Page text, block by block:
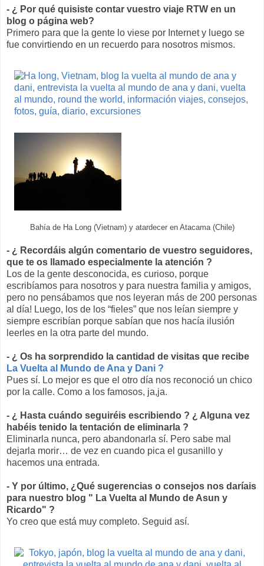
- ¿ Por qué quisiste contar vuestro viaje RTW en un
blog o página web?
Primero para que la gente lo viese por Internet y luego se
fue convirtiendo en un recuerdo para nosotros mismos.
Bahía de Ha Long (Vietnam) y atardecer en Atacama (Chile)
- ¿ Recordáis algún comentario de vuestro seguidores,
que te os llamado especialmente la atención ?
Los de la gente desconocida, es curioso, porque
escribíamos para nosotros y para nuestra familia y amigos,
pero no pensábamos que nos leyeran más de 200 personas
al día! Luego, los de los “fieles” que nos leían siempre y
siempre escribían porque sabían que nos hacía ilusión
leerles en la otra parte del mundo.
- ¿ Os ha sorprendido la cantidad de visitas que recibe
La Vuelta al Mundo de Ana y Dani ?
Pues sí. Lo mejor es que el otro día nos reconoció un chico
por la calle. Como a los famosos, ja,ja.
- ¿ Hasta cuándo seguiréis escribiendo ? ¿ Alguna vez
habéis tenido la tentación de eliminarla ?
Eliminarla nunca, pero abandonarla sí. Pero sabe mal
dejarla morir… de vez en cuando pica el gusanillo y
hacemos una entrada.
- Y por último, ¿Qué sugerencias o consejos nos daríais
para nuestro blog " La Vuelta al Mundo de Asun y
Ricardo" ?
Yo creo que está muy completo. Seguid así.